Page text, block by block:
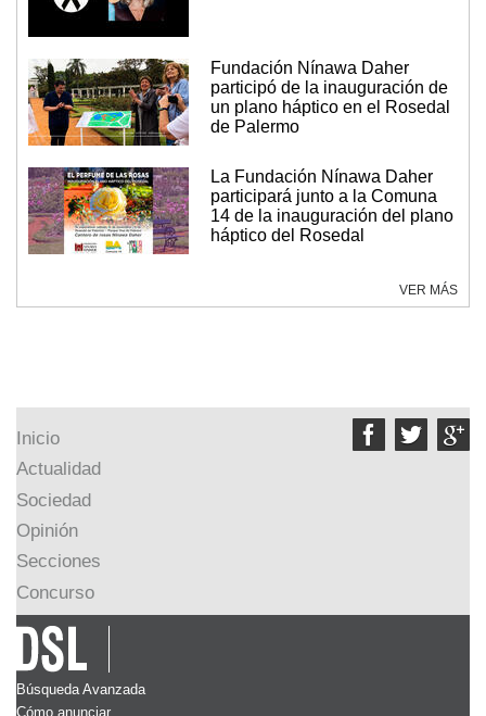
Fundación Nínawa Daher
participó de la inauguración de
un plano háptico en el Rosedal
de Palermo
La Fundación Nínawa Daher
participará junto a la Comuna
14 de la inauguración del plano
háptico del Rosedal
VER MÁS
  
Inicio
Actualidad
Sociedad
Opinión
Secciones
Concurso
Búsqueda Avanzada
Cómo anunciar